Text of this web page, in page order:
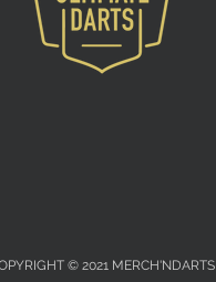
© 2021 MERCH'NDARTS